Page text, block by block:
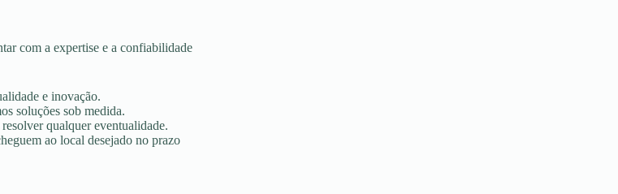
com a expertise e a confiabilidade
e inovação.
soluções sob medida.
qualquer eventualidade.
ao local desejado no prazo